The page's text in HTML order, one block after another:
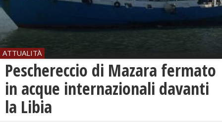
ATTUALITÀ
Peschereccio di Mazara fermato
in acque internazionali davanti
la Libia